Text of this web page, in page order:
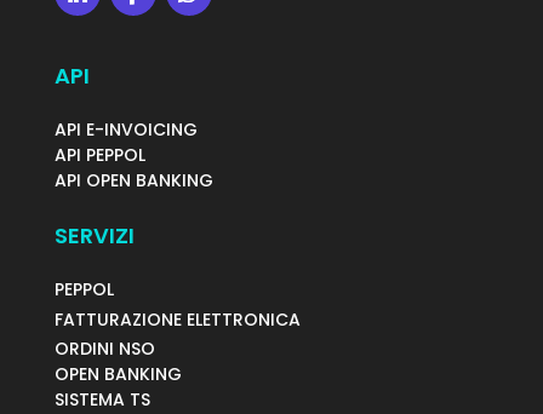
API
API E-INVOICING
API PEPPOL
API OPEN BANKING
SERVIZI
PEPPOL
FATTURAZIONE ELETTRONICA
ORDINI NSO
OPEN BANKING
SISTEMA TS